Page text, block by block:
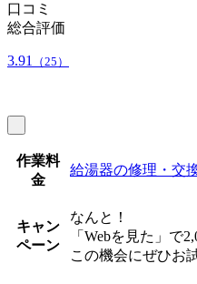
口コミ
総合評価
3.91 （25）
作業料
金
給湯器の修理・交
キャン
ペーン
なんと！
「Webを見た」で
この機会にぜひお